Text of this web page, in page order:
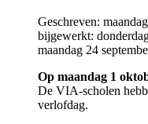
Geschreven:
bijgewerkt:
maandag 24
Op maandag 1
De VIA-scholen
verlofdag.